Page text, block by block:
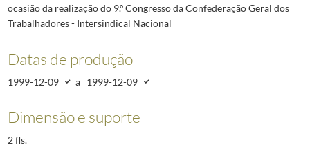
ocasião da realização do 9.º Congresso da Confederação Geral dos
Trabalhadores - Intersindical Nacional
Datas de produção
1999-12-09 a 1999-12-09
Dimensão e suporte
2 fls.